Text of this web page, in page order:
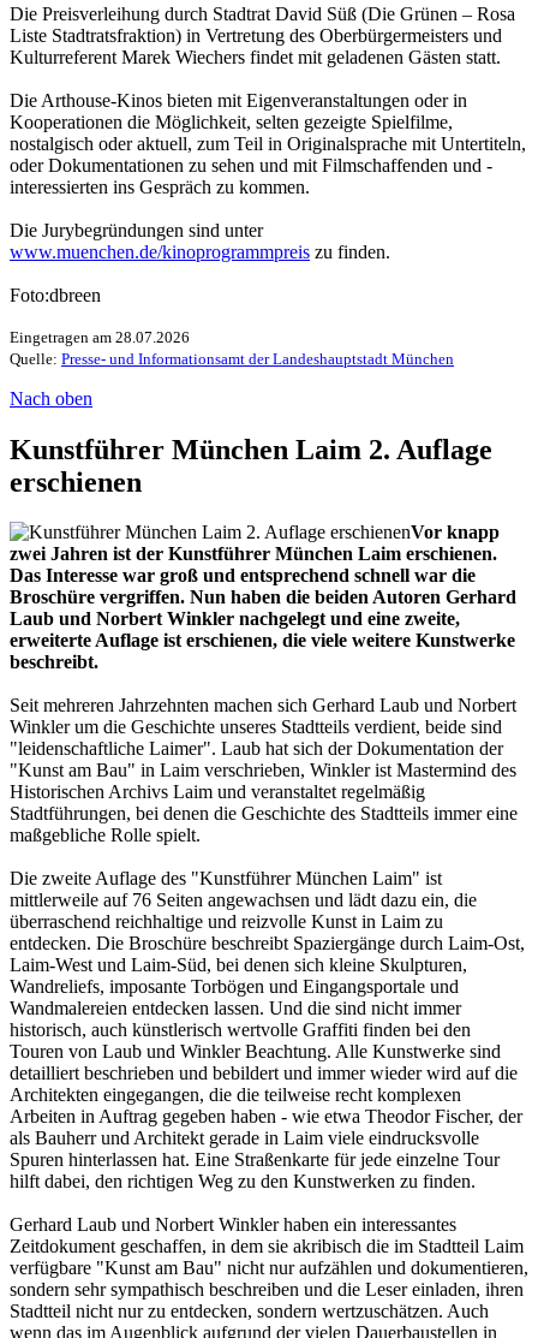
Die Preisverleihung durch Stadtrat David Süß (Die Grünen – Rosa
Liste Stadtratsfraktion) in Vertretung des Oberbürgermeisters und
Kulturreferent Marek Wiechers findet mit geladenen Gästen statt.
Die Arthouse-Kinos bieten mit Eigenveranstaltungen oder in
Kooperationen die Möglichkeit, selten gezeigte Spielfilme,
nostalgisch oder aktuell, zum Teil in Originalsprache mit Untertiteln,
oder Dokumentationen zu sehen und mit Filmschaffenden und -
interessierten ins Gespräch zu kommen.
Die Jurybegründungen sind unter
www.muenchen.de/kinoprogrammpreis zu finden.
Foto:dbreen
Eingetragen am 28.07.2026
Quelle: Presse- und Informationsamt der Landeshauptstadt München
Nach oben
Kunstführer München Laim 2. Auflage
erschienen
Vor knapp
zwei Jahren ist der Kunstführer München Laim erschienen.
Das Interesse war groß und entsprechend schnell war die
Broschüre vergriffen. Nun haben die beiden Autoren Gerhard
Laub und Norbert Winkler nachgelegt und eine zweite,
erweiterte Auflage ist erschienen, die viele weitere Kunstwerke
beschreibt.
Seit mehreren Jahrzehnten machen sich Gerhard Laub und Norbert
Winkler um die Geschichte unseres Stadtteils verdient, beide sind
"leidenschaftliche Laimer". Laub hat sich der Dokumentation der
"Kunst am Bau" in Laim verschrieben, Winkler ist Mastermind des
Historischen Archivs Laim und veranstaltet regelmäßig
Stadtführungen, bei denen die Geschichte des Stadtteils immer eine
maßgebliche Rolle spielt.
Die zweite Auflage des "Kunstführer München Laim" ist
mittlerweile auf 76 Seiten angewachsen und lädt dazu ein, die
überraschend reichhaltige und reizvolle Kunst in Laim zu
entdecken. Die Broschüre beschreibt Spaziergänge durch Laim-Ost,
Laim-West und Laim-Süd, bei denen sich kleine Skulpturen,
Wandreliefs, imposante Torbögen und Eingangsportale und
Wandmalereien entdecken lassen. Und die sind nicht immer
historisch, auch künstlerisch wertvolle Graffiti finden bei den
Touren von Laub und Winkler Beachtung. Alle Kunstwerke sind
detailliert beschrieben und bebildert und immer wieder wird auf die
Architekten eingegangen, die die teilweise recht komplexen
Arbeiten in Auftrag gegeben haben - wie etwa Theodor Fischer, der
als Bauherr und Architekt gerade in Laim viele eindrucksvolle
Spuren hinterlassen hat. Eine Straßenkarte für jede einzelne Tour
hilft dabei, den richtigen Weg zu den Kunstwerken zu finden.
Gerhard Laub und Norbert Winkler haben ein interessantes
Zeitdokument geschaffen, in dem sie akribisch die im Stadtteil Laim
verfügbare "Kunst am Bau" nicht nur aufzählen und dokumentieren,
sondern sehr sympathisch beschreiben und die Leser einladen, ihren
Stadtteil nicht nur zu entdecken, sondern wertzuschätzen. Auch
wenn das im Augenblick aufgrund der vielen Dauerbaustellen in